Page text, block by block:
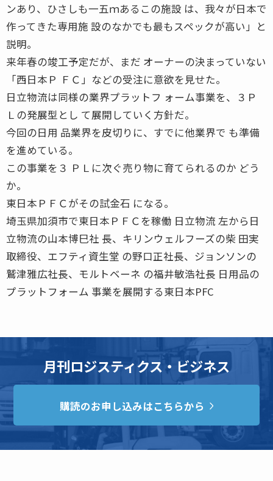
ンあり、ひさしも一五ｍあるこの施設 は、我々が日本で
作ってきた専用施 設のなかでも最もスペックが高い」と
説明。
来年春の竣工予定だが、まだ オーナーの決まっていない
「西日本Ｐ ＦＣ」などの受注に意欲を見せた。
日立物流は同様の業界プラットフ ォーム事業を、３Ｐ
Ｌの発展型とし て展開していく方針だ。
今回の日用 品業界を皮切りに、すでに他業界で も準備
を進めている。
この事業を３ ＰＬに次ぐ売り物に育てられるのか どう
か。
東日本ＰＦＣがその試金石 になる。
埼玉県加須市で東日本ＰＦＣを稼働 日立物流 左から日
立物流の山本博巳社 長、キリンウェルフーズの柴 田実
取締役、エフティ資生堂 の野口正社長、ジョンソンの
鷲津雅広社長、モルトベーネ の福井敏浩社長 日用品の
プラットフォーム 事業を展開する東日本PFC
月刊ロジスティクス・ビジネス
購読のお申し込みはこちらから